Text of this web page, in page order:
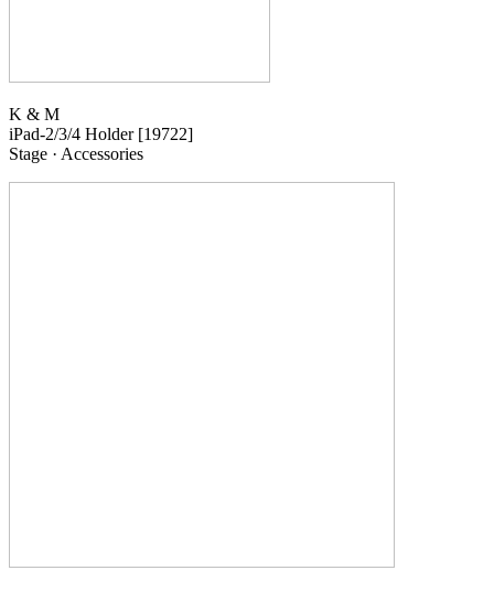
K & M
iPad-2/3/4 Holder [19722]
Stage · Accessories